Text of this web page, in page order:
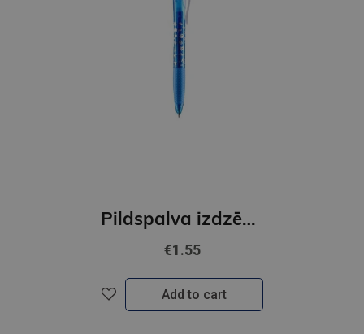
Pildspalva izdzēšama, Ghost X 0.7mm, zila
€1.55
Add to cart